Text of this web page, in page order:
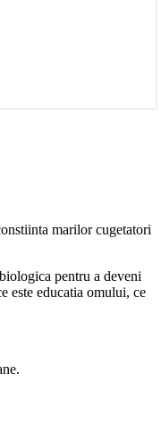
marilor cugetatori
pentru a deveni
este educatia omului, ce